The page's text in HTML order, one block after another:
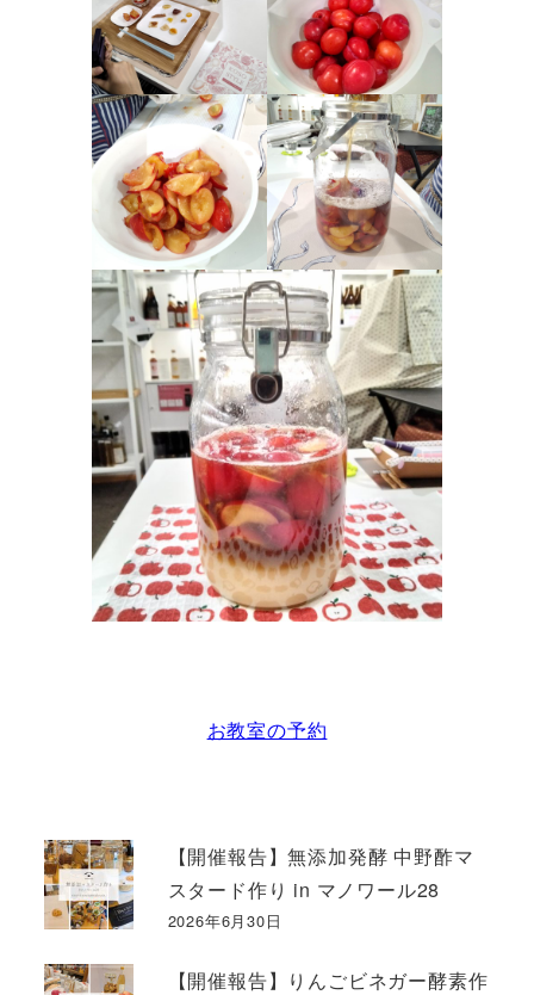
お教室の予約
【開催報告】無添加発酵 中野酢マ
スタード作り in マノワール28
2026年6月30日
【開催報告】りんごビネガー酵素作